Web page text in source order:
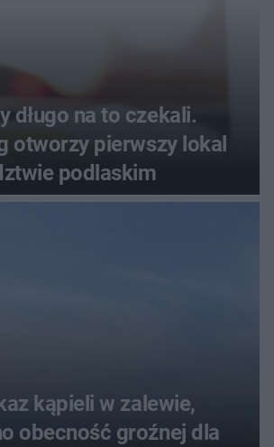
długo na to czekali.
otworzy pierwszy lokal
podlaskim
kąpieli w zalewie,
obecność groźnej dla